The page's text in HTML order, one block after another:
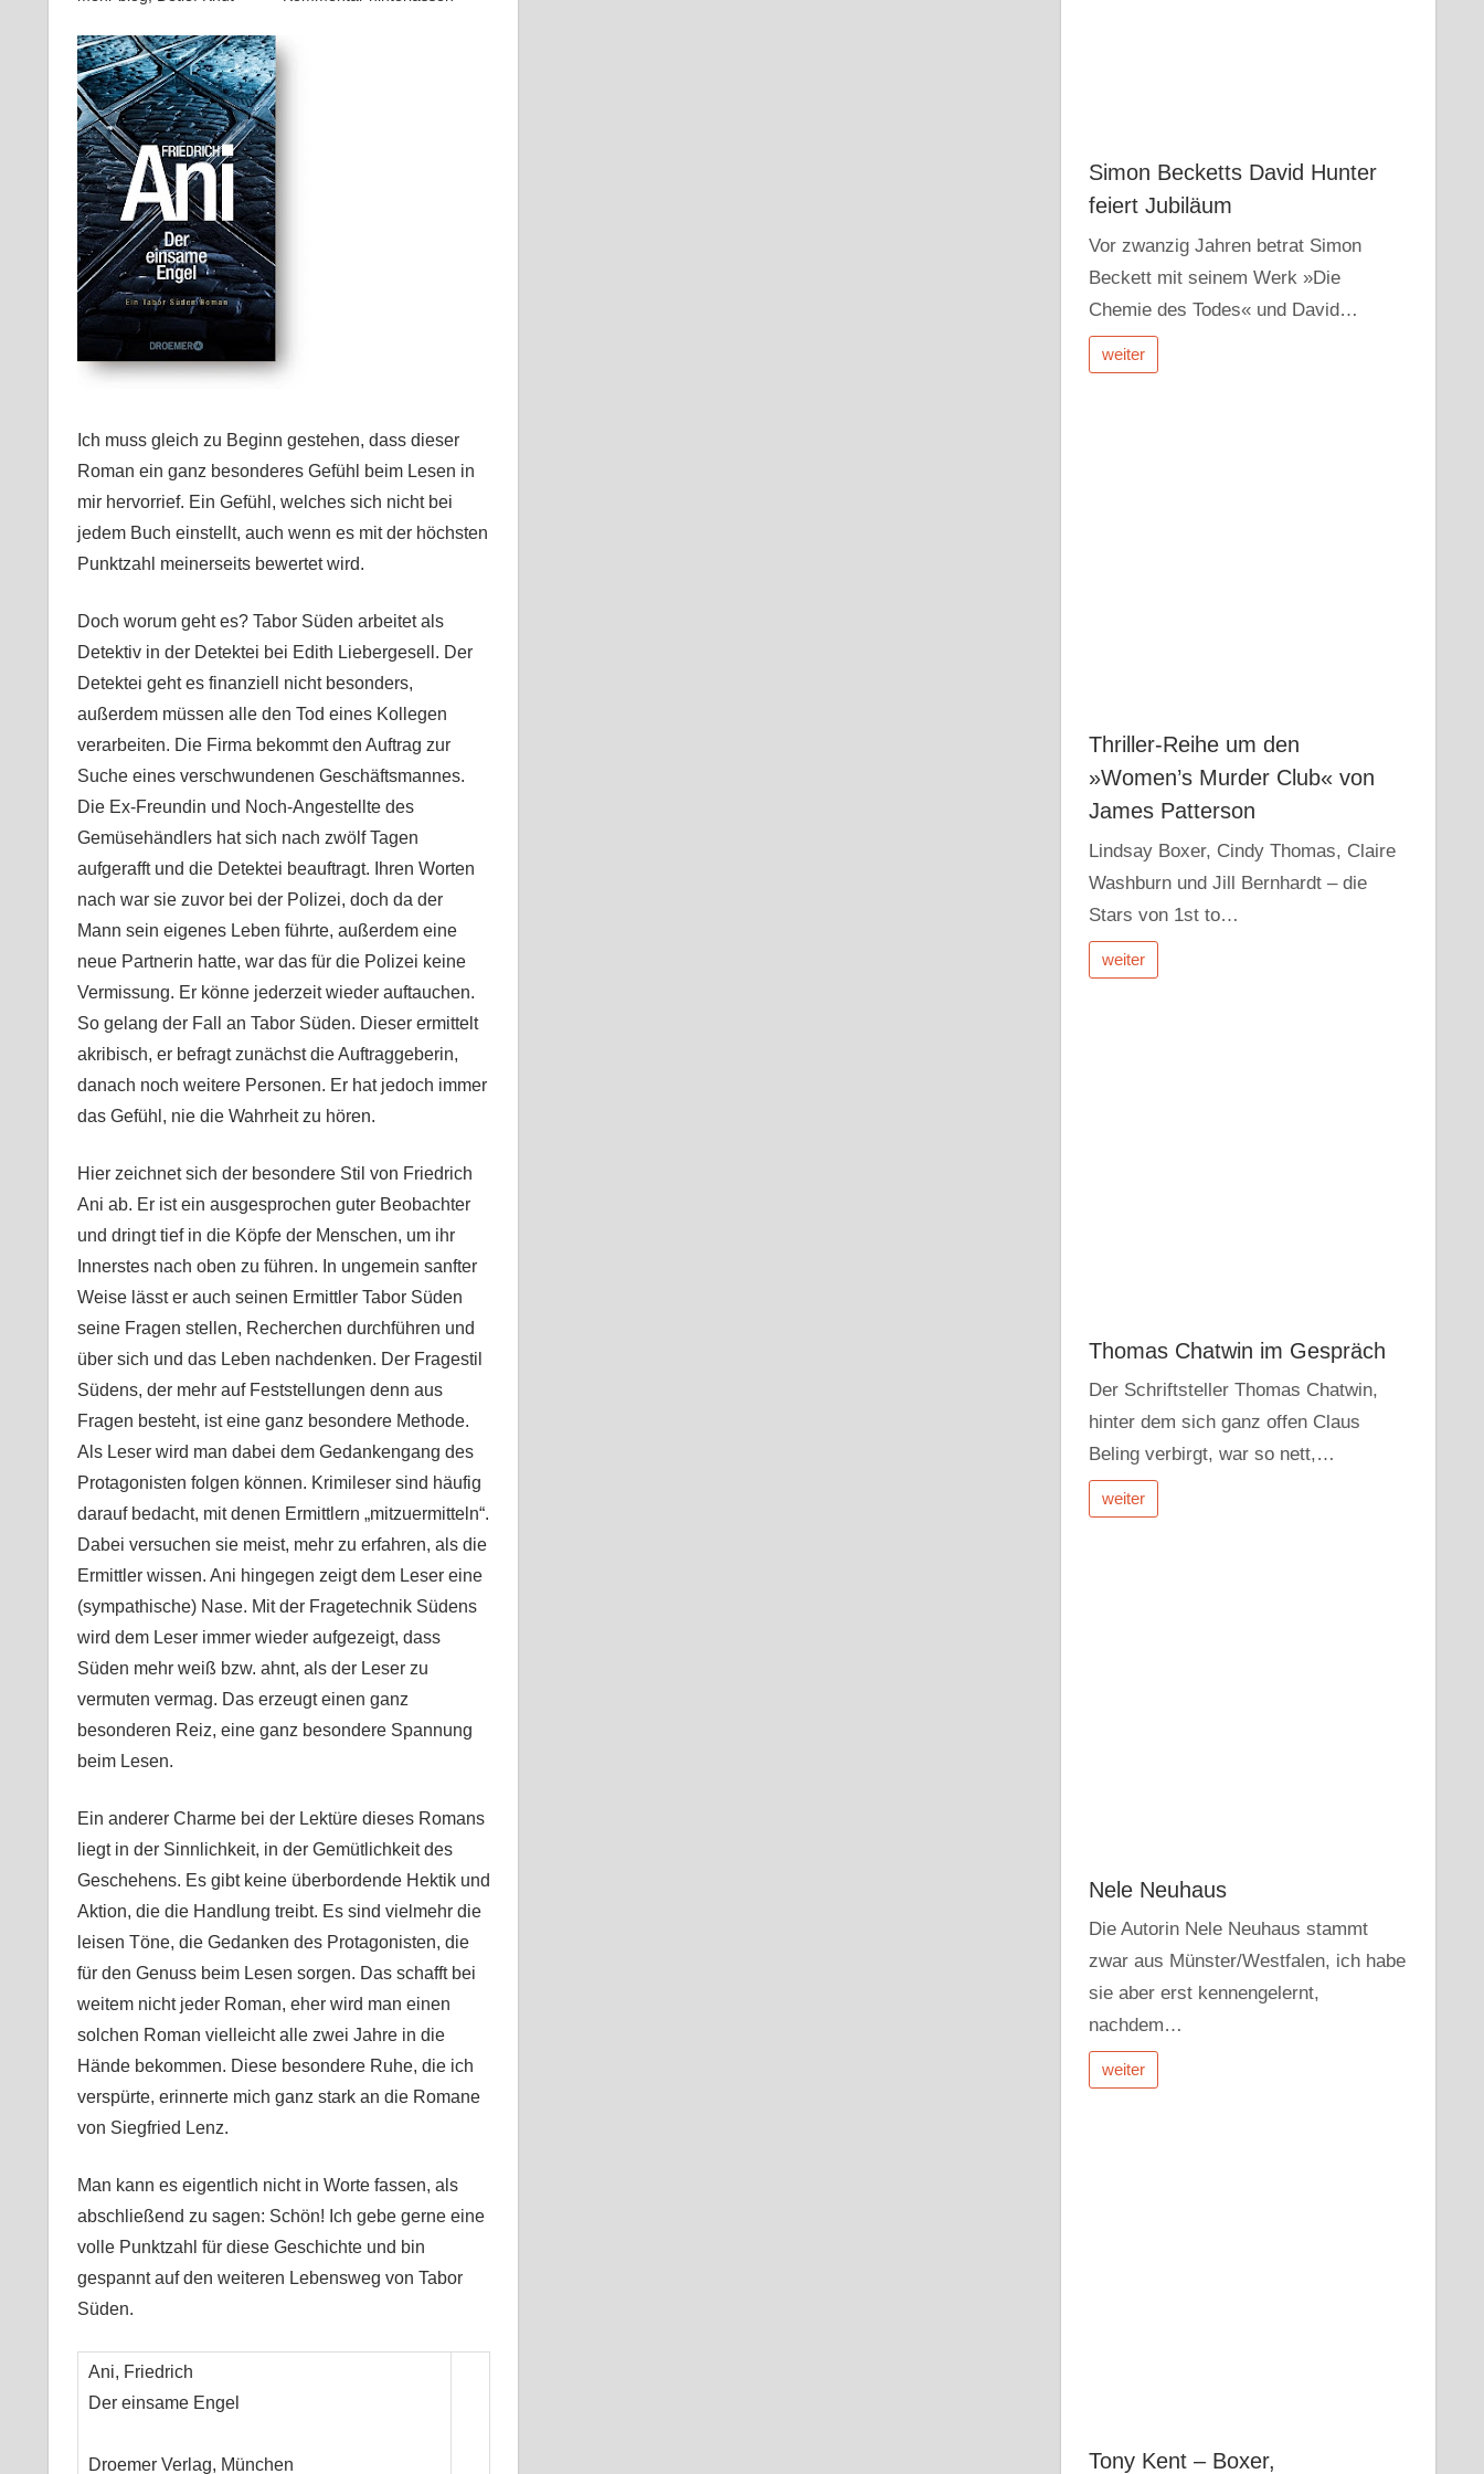
Ich muss gleich zu Beginn gestehen, dass dieser
Roman ein ganz besonderes Gefühl beim Lesen in
mir hervorrief. Ein Gefühl, welches sich nicht bei
jedem Buch einstellt, auch wenn es mit der höchsten
Punktzahl meinerseits bewertet wird.
Doch worum geht es? Tabor Süden arbeitet als
Detektiv in der Detektei bei Edith Liebergesell. Der
Detektei geht es finanziell nicht besonders,
außerdem müssen alle den Tod eines Kollegen
verarbeiten. Die Firma bekommt den Auftrag zur
Suche eines verschwundenen Geschäftsmannes.
Die Ex-Freundin und Noch-Angestellte des
Gemüsehändlers hat sich nach zwölf Tagen
aufgerafft und die Detektei beauftragt. Ihren Worten
nach war sie zuvor bei der Polizei, doch da der
Mann sein eigenes Leben führte, außerdem eine
neue Partnerin hatte, war das für die Polizei keine
Vermissung. Er könne jederzeit wieder auftauchen.
So gelang der Fall an Tabor Süden. Dieser ermittelt
akribisch, er befragt zunächst die Auftraggeberin,
danach noch weitere Personen. Er hat jedoch immer
das Gefühl, nie die Wahrheit zu hören.
Hier zeichnet sich der besondere Stil von Friedrich
Ani ab. Er ist ein ausgesprochen guter Beobachter
und dringt tief in die Köpfe der Menschen, um ihr
Innerstes nach oben zu führen. In ungemein sanfter
Weise lässt er auch seinen Ermittler Tabor Süden
seine Fragen stellen, Recherchen durchführen und
über sich und das Leben nachdenken. Der Fragestil
Südens, der mehr auf Feststellungen denn aus
Fragen besteht, ist eine ganz besondere Methode.
Als Leser wird man dabei dem Gedankengang des
Protagonisten folgen können. Krimileser sind häufig
darauf bedacht, mit denen Ermittlern „mitzuermitteln“.
Dabei versuchen sie meist, mehr zu erfahren, als die
Ermittler wissen. Ani hingegen zeigt dem Leser eine
(sympathische) Nase. Mit der Fragetechnik Südens
wird dem Leser immer wieder aufgezeigt, dass
Süden mehr weiß bzw. ahnt, als der Leser zu
vermuten vermag. Das erzeugt einen ganz
besonderen Reiz, eine ganz besondere Spannung
beim Lesen.
Ein anderer Charme bei der Lektüre dieses Romans
liegt in der Sinnlichkeit, in der Gemütlichkeit des
Geschehens. Es gibt keine überbordende Hektik und
Aktion, die die Handlung treibt. Es sind vielmehr die
leisen Töne, die Gedanken des Protagonisten, die
für den Genuss beim Lesen sorgen. Das schafft bei
weitem nicht jeder Roman, eher wird man einen
solchen Roman vielleicht alle zwei Jahre in die
Hände bekommen. Diese besondere Ruhe, die ich
verspürte, erinnerte mich ganz stark an die Romane
von Siegfried Lenz.
Man kann es eigentlich nicht in Worte fassen, als
abschließend zu sagen: Schön! Ich gebe gerne eine
volle Punktzahl für diese Geschichte und bin
gespannt auf den weiteren Lebensweg von Tabor
Süden.
Ani, Friedrich
Der einsame Engel
Droemer Verlag, München
Simon Becketts David Hunter
feiert Jubiläum
Vor zwanzig Jahren betrat Simon
Beckett mit seinem Werk »Die
Chemie des Todes« und David…
weiter
Thriller-Reihe um den
»Women’s Murder Club« von
James Patterson
Lindsay Boxer, Cindy Thomas, Claire
Washburn und Jill Bernhardt – die
Stars von 1st to…
weiter
Thomas Chatwin im Gespräch
Der Schriftsteller Thomas Chatwin,
hinter dem sich ganz offen Claus
Beling verbirgt, war so nett,…
weiter
Nele Neuhaus
Die Autorin Nele Neuhaus stammt
zwar aus Münster/Westfalen, ich habe
sie aber erst kennengelernt,
nachdem…
weiter
Tony Kent – Boxer,